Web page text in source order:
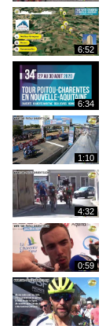
6:52
6:34
1:10
4:32
0:59